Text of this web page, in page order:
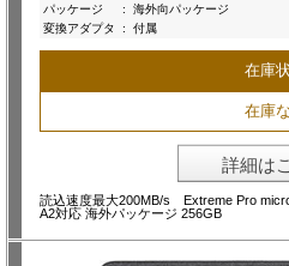
パッケージ
:
海外向パッケージ
変換アダプタ
: 付属
在庫
在庫
詳細は
読込速度最大200MB/s Extreme Pro
A2対応 海外パッケージ 256GB